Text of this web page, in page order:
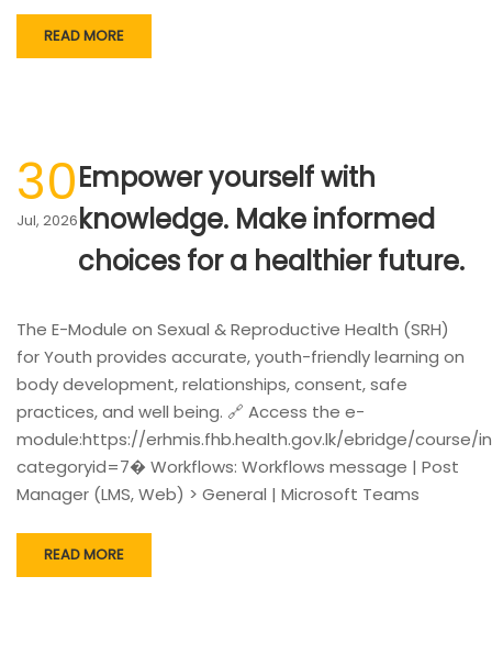
READ MORE
30
Jul, 2026
Empower yourself with
knowledge. Make informed
choices for a healthier future.
The E-Module on Sexual & Reproductive Health (SRH)
for Youth provides accurate, youth-friendly learning on
body development, relationships, consent, safe
practices, and well being. 🔗 Access the e-
module:https://erhmis.fhb.health.gov.lk/ebridge/course/
categoryid=7⁠� Workflows: Workflows message | Post
Manager (LMS, Web) > General | Microsoft Teams
READ MORE